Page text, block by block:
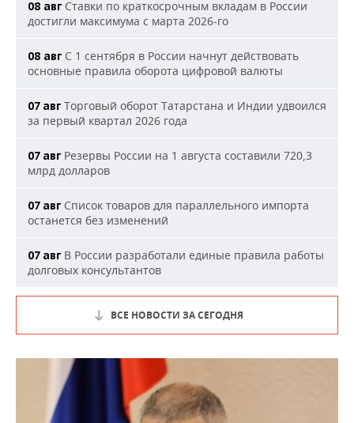
08 авг Ставки по краткосрочным вкладам в России
достигли максимума с марта 2026-го
08 авг С 1 сентября в России начнут действовать
основные правила оборота цифровой валюты
07 авг Торговый оборот Татарстана и Индии удвоился
за первый квартал 2026 года
07 авг Резервы России на 1 августа составили 720,3
млрд долларов
07 авг Список товаров для параллельного импорта
останется без изменений
07 авг В России разработали единые правила работы
долговых консультантов
ВСЕ НОВОСТИ ЗА СЕГОДНЯ